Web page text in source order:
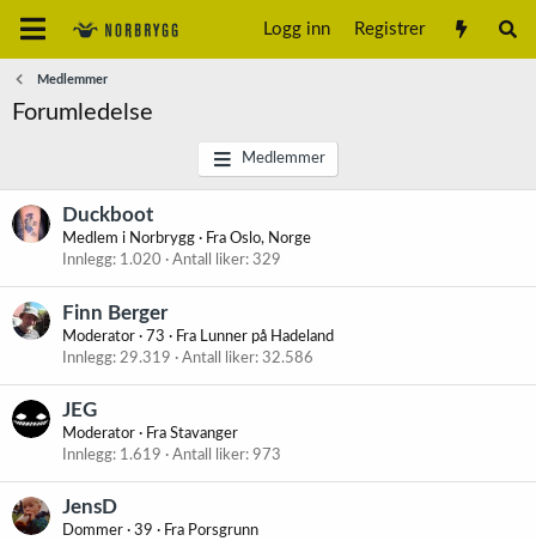
Logg inn Registrer
Medlemmer
Forumledelse
Medlemmer
Duckboot
Medlem i Norbrygg · Fra Oslo, Norge
Innlegg 1.020 Antall liker 329
Finn Berger
Moderator · 73 · Fra Lunner på Hadeland
Innlegg 29.319 Antall liker 32.586
JEG
Moderator · Fra Stavanger
Innlegg 1.619 Antall liker 973
JensD
Dommer · 39 · Fra Porsgrunn